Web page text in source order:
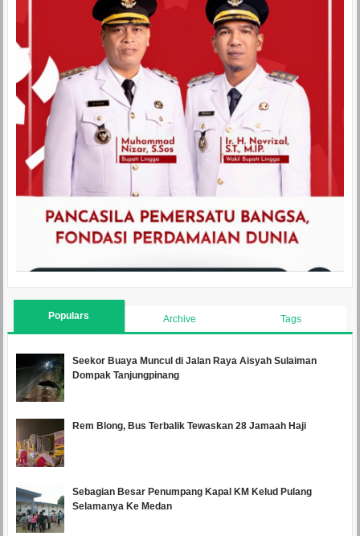
Populars Archive Tags
Seekor Buaya Muncul di Jalan Raya Aisyah Sulaiman
Dompak Tanjungpinang
Rem Blong, Bus Terbalik Tewaskan 28 Jamaah Haji
Sebagian Besar Penumpang Kapal KM Kelud Pulang
Selamanya Ke Medan